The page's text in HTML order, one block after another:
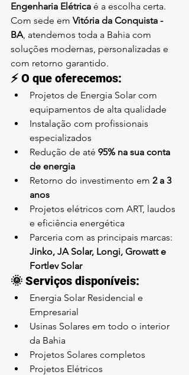
Engenharia Elétrica é a escolha certa.
Com sede em Vitória da Conquista -
BA, atendemos toda a Bahia com
soluções modernas, personalizadas e
com retorno garantido.
⚡ O que oferecemos:
Projetos de Energia Solar com
equipamentos de alta qualidade
Instalação com profissionais
especializados
Redução de até 95% na sua conta
de energia
Retorno do investimento em 2 a 3
anos
Projetos elétricos com ART, laudos
e eficiência energética
Parceria com as principais marcas:
Jinko, JA Solar, Longi, Growatt e
Fortlev Solar
🌞 Serviços disponíveis:
Energia Solar Residencial e
Empresarial
Usinas Solares em todo o interior
da Bahia
Projetos Solares completos
Projetos Elétricos